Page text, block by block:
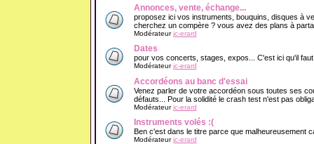
Annonces, vente, échange...
proposez ici vos instruments, bouquins, disques à
cherchez un compère ? vous avez des plans à
Modérateurjc-erard
Dates
pour vos concerts, stages, expos... C'est ici qu'il
Modérateurjc-erard
Accordéons au banc d'essai
Venez parler de votre accordéon sous toutes ses
défauts... Pour la solidité le crash test n'est pas
Modérateurjc-erard
Instruments volés :(
Ben c'est dans le titre parce que malheureusement
Modérateurjc-erard